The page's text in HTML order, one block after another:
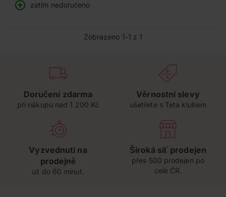
zatím nedoručeno
Zobrazeno 1-1 z 1
Doručení zdarma
při nákupu nad 1 200 Kč
Věrnostní slevy
ušetřete s Teta klubem
Vyzvednutí na
prodejně
už do 60 minut.
Široká síť prodejen
přes 500 prodejen po
celé ČR.